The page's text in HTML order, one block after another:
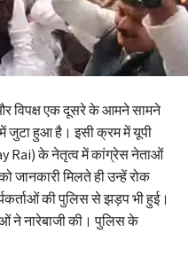
विपक्ष एक दूसरे के आमने सामने
जुटा हुआ है। इसी क्रम में यूपी
Rai) के नेतृत्व में कांग्रेस नेताओं
मिलते ही उन्हें रोक
की पुलिस से झड़प भी हुई।
ने नारेबाजी की। पुलिस के